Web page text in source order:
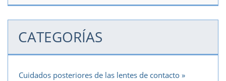
CATEGORÍAS
Cuidados posteriores de las lentes de contacto